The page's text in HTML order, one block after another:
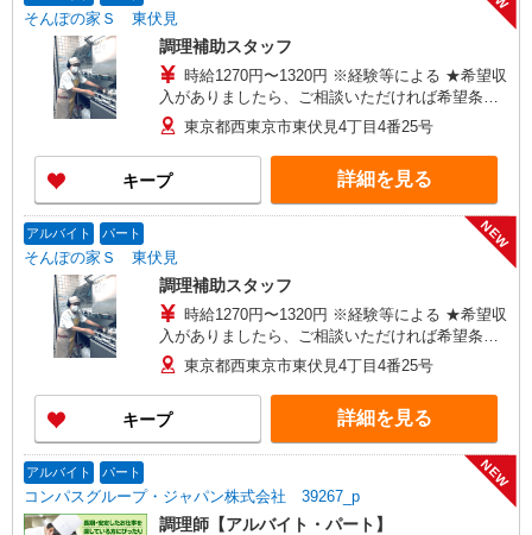
そんぽの家Ｓ 東伏見
調理補助スタッフ
時給1270円〜1320円 ※経験等による ★希望収
入がありましたら、ご相談いただければ希望条件
に合うかの確認もいたします。 ★時間外手当別途
支給 ★上記金額は働きがい向上手当を含みます。
★働きがい向上手当※26年6月改定（地域により異
なる） 社会保険加入者は更に＋50円
東京都西東京市東伏見4丁目4番25号
キープ 詳細を見る
アルバイト パート
そんぽの家Ｓ 東伏見
NEW
調理補助スタッフ
時給1270円〜1320円 ※経験等による ★希望収
入がありましたら、ご相談いただければ希望条件
に合うかの確認もいたします。 ★時間外手当別途
支給 ★上記金額は働きがい向上手当を含みます。
★働きがい向上手当※26年6月改定（地域により異
なる） 社会保険加入者は更に＋50円
東京都西東京市東伏見4丁目4番25号
キープ 詳細を見る
アルバイト パート
コンパスグループ・ジャパン株式会社 39267_p
NEW
調理師【アルバイト・パート】